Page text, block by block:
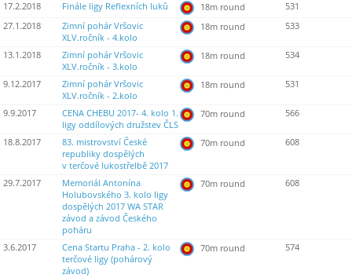
17.2.2018
Finále ligy Reflexních luků 18m round
531
27.1.2018
Zimní pohár Vršovic
XLV.ročník - 4.kolo
18m round 533
13.1.2018
Zimní pohár Vršovic
XLV.ročník - 3.kolo
18m round 534
9.12.2017
Zimní pohár Vršovic
XLV.ročník - 2.kolo
18m round 531
9.9.2017
CENA CHEBU 2017- 4. kolo 1.
ligy oddílových družstev ČLS
70m round 566
18.8.2017
83. mistrovství České
republiky dospělých
v terčové lukostřelbě 2017
70m round 608
29.7.2017
Memoriál Antonína
Holubovského 3. kolo ligy
dospělých 2017 WA STAR
závod a závod Českého
poháru
70m round 608
3.6.2017
Cena Startu Praha - 2. kolo
terčové ligy (pohárový
závod)
70m round 574